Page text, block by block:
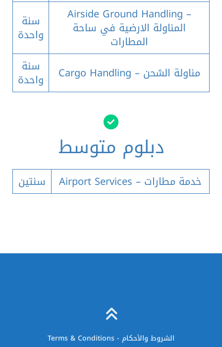
سنة
واحدة
Airside Ground Handling –
المناولة الارضية في ساحة
المطارات
سنة
واحدة Cargo Handling – مناولة الشحن
دبلوم متوسط
سنتين Airport Services – خدمة مطارات
Terms & Conditions - الشروط والأحكام